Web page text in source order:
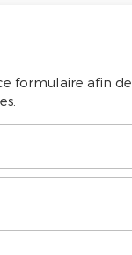
formulaire afin de